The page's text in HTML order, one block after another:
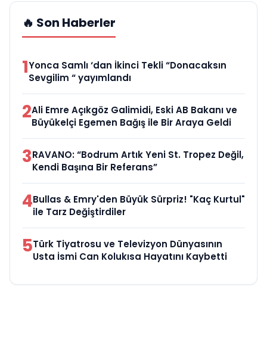
🔥 Son Haberler
1Yonca Samlı ‘dan İkinci Tekli “Donacaksın
Sevgilim “ yayımlandı
2Ali Emre Açıkgöz Galimidi, Eski AB Bakanı ve
Büyükelçi Egemen Bağış ile Bir Araya Geldi
3RAVANO: “Bodrum Artık Yeni St. Tropez Değil,
Kendi Başına Bir Referans”
4Bullas & Emry'den Büyük Sürpriz! "Kaç Kurtul"
ile Tarz Değiştirdiler
5Türk Tiyatrosu ve Televizyon Dünyasının
Usta İsmi Can Kolukısa Hayatını Kaybetti